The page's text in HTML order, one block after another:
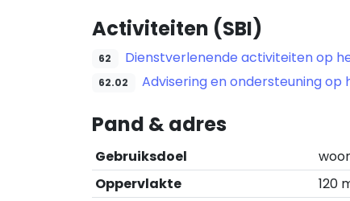
Activiteiten (SBI)
62 Dienstverlenende activiteiten op
62.02 Advisering en ondersteuning
Pand & adres
Gebruiksdoel
Oppervlakte
120